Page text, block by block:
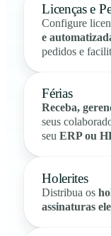
Licenças e
Configure
e
pedidos e
Férias
Receba,
seus
seuERP ou
Holerites
Distribua os
assinaturas